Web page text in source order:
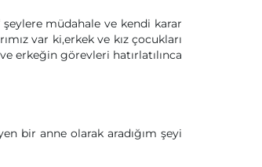
şeylere müdahale ve kendi karar
var ki,erkek ve kız çocukları
erkeğin görevleri hatırlatılınca
bir anne olarak aradığım şeyi